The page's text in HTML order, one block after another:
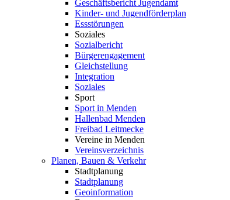
Geschäftsbericht Jugendamt
Kinder- und Jugendförderplan
Essstörungen
Soziales
Sozialbericht
Bürgerengagement
Gleichstellung
Integration
Soziales
Sport
Sport in Menden
Hallenbad Menden
Freibad Leitmecke
Vereine in Menden
Vereinsverzeichnis
Planen, Bauen & Verkehr
Stadtplanung
Stadtplanung
Geoinformation